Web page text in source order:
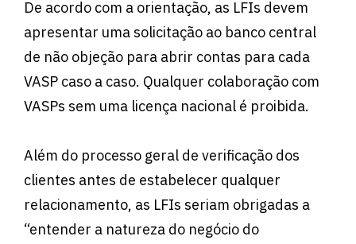
De acordo com a orientação, as LFIs devem
apresentar uma solicitação ao banco central
de não objeção para abrir contas para cada
VASP caso a caso. Qualquer colaboração com
VASPs sem uma licença nacional é proibida.
Além do processo geral de verificação dos
clientes antes de estabelecer qualquer
relacionamento, as LFIs seriam obrigadas a
“entender a natureza do negócio do